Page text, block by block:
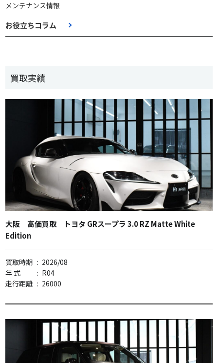
メンテナンス情報
お役立ちコラム
買取実績
大阪 高価買取 トヨタ GRスープラ 3.0 RZ Matte White
Edition
買取時期 : 2026/08
年 式
: R04
走行距離 : 26000